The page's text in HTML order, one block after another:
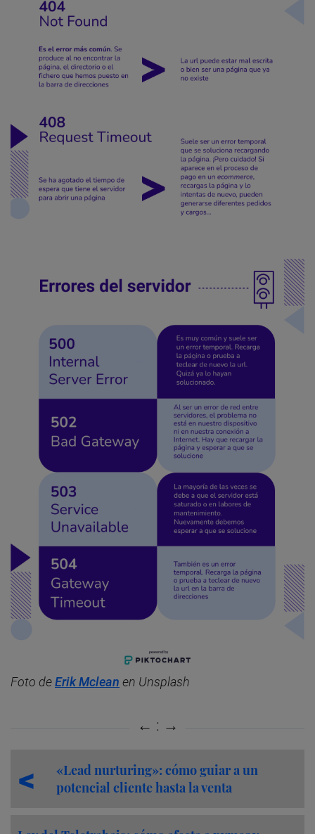
Foto deErik Mclean en Unsplash
«Lead nurturing»: cómo guiar a un
potencial cliente hasta la venta